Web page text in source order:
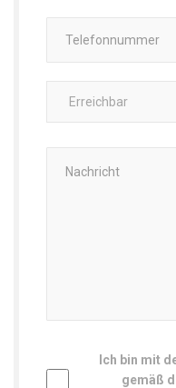
Ich bin mit
gemäß